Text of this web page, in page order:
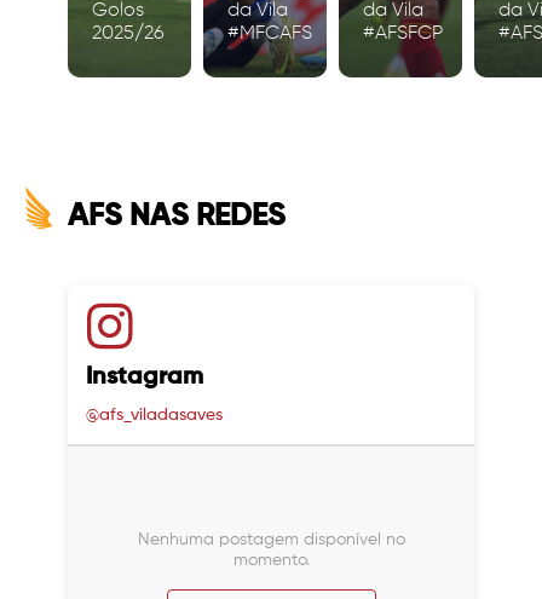
Golos
2025/26
da Vila
#MFCAFS
da Vila
#AFSFCP
da
AFS NAS REDES
Instagram
@afs_viladasaves
Nenhuma postagem disponível no
momento.